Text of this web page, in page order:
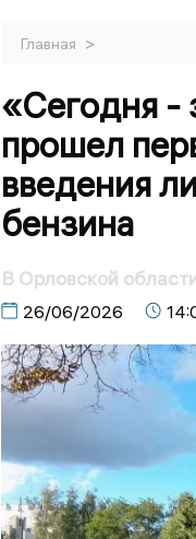
Главная >
«Сегодня -
прошел
введения
бензина
В Орловской
26/06/2026